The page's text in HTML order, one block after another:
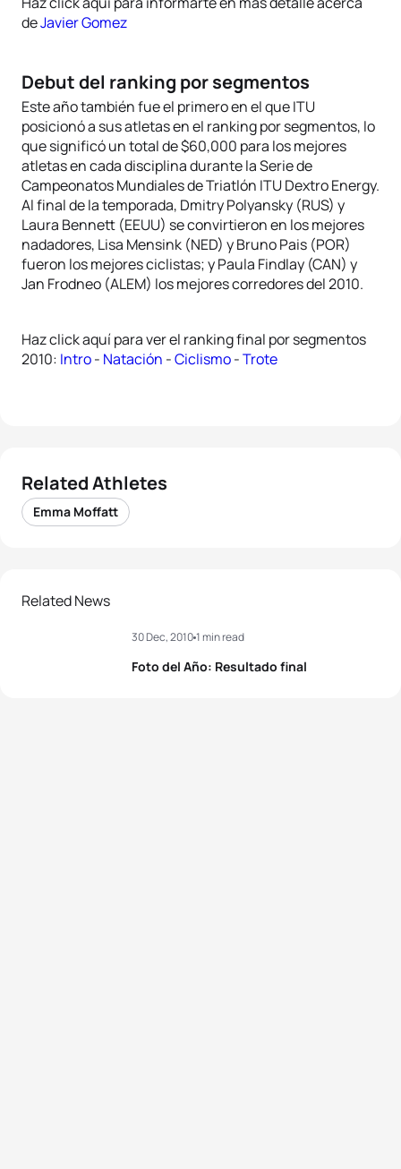
deJavier Gomez
Debut del ranking por segmentos
Este año también fue el primero en el que ITU
posicionó a sus atletas en el ranking por segmentos, lo
que significó un total de $60,000 para los mejores
atletas en cada disciplina durante la Serie de
Campeonatos Mundiales de Triatlón ITU Dextro Energy.
Al final de la temporada, Dmitry Polyansky (RUS) y
Laura Bennett (EEUU) se convirtieron en los mejores
nadadores, Lisa Mensink (NED) y Bruno Pais (POR)
fueron los mejores ciclistas; y Paula Findlay (CAN) y
Jan Frodneo (ALEM) los mejores corredores del 2010.
Haz click aquí para ver el ranking final por segmentos
2010: Intro- Natación -Ciclismo-Trote
Related Athletes
Emma Moffatt
Related News
Foto del Año: Resultado final
30 Dec, 20101 min read